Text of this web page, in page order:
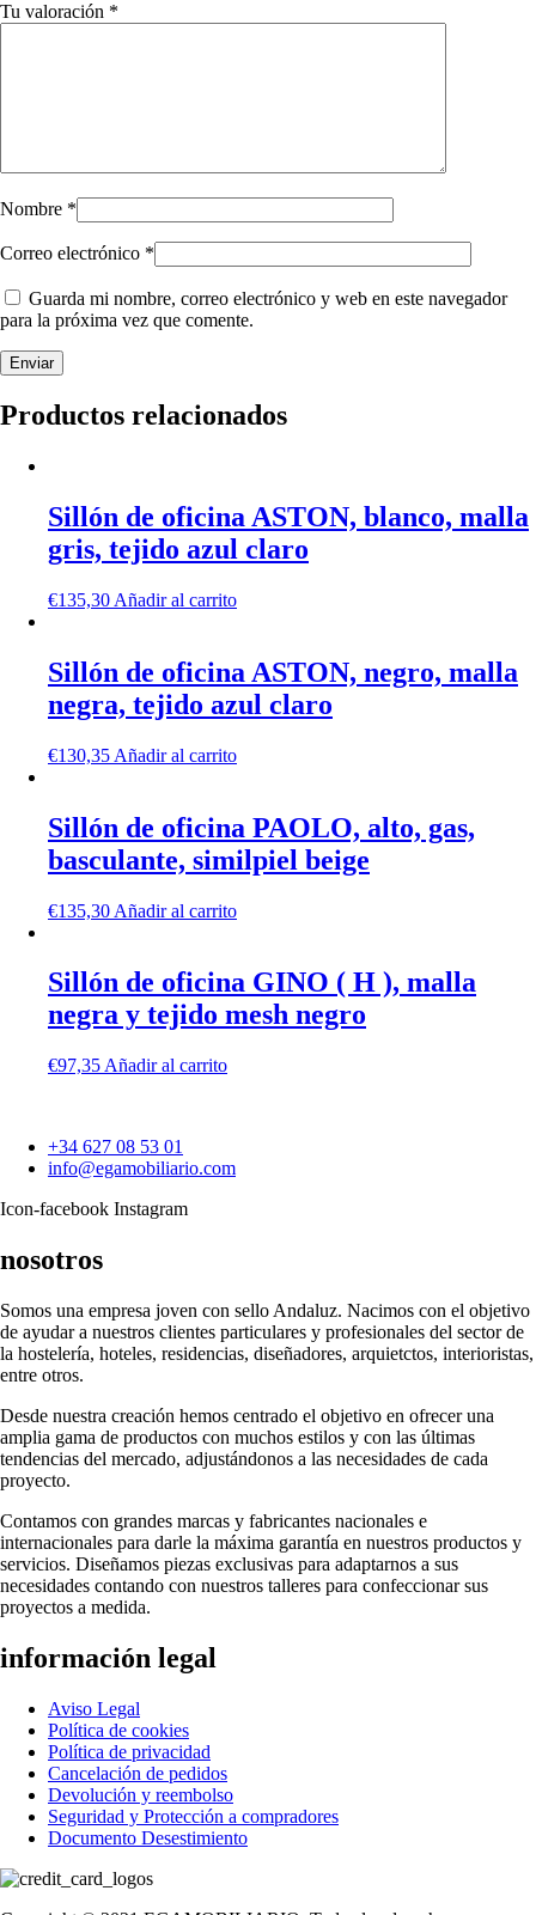
Tu valoración *
Nombre *
Correo electrónico *
Guarda mi nombre, correo electrónico y web en este navegador
para la próxima vez que comente.
Productos relacionados
Sillón de oficina ASTON, blanco, malla
gris, tejido azul claro
€135,30 Añadir al carrito
Sillón de oficina ASTON, negro, malla
negra, tejido azul claro
€130,35 Añadir al carrito
Sillón de oficina PAOLO, alto, gas,
basculante, similpiel beige
€135,30 Añadir al carrito
Sillón de oficina GINO ( H ), malla
negra y tejido mesh negro
€97,35 Añadir al carrito
+34 627 08 53 01
info@egamobiliario.com
Icon-facebook Instagram
nosotros
Somos una empresa joven con sello Andaluz. Nacimos con el objetivo
de ayudar a nuestros clientes particulares y profesionales del sector de
la hostelería, hoteles, residencias, diseñadores, arquietctos, interioristas,
entre otros.
Desde nuestra creación hemos centrado el objetivo en ofrecer una
amplia gama de productos con muchos estilos y con las últimas
tendencias del mercado, adjustándonos a las necesidades de cada
proyecto.
Contamos con grandes marcas y fabricantes nacionales e
internacionales para darle la máxima garantía en nuestros productos y
servicios. Diseñamos piezas exclusivas para adaptarnos a sus
necesidades contando con nuestros talleres para confeccionar sus
proyectos a medida.
información legal
Aviso Legal
Política de cookies
Política de privacidad
Cancelación de pedidos
Devolución y reembolso
Seguridad y Protección a compradores
Documento Desestimiento